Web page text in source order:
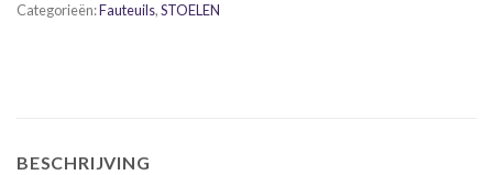
Categorieën:Fauteuils,STOELEN
BESCHRIJVING